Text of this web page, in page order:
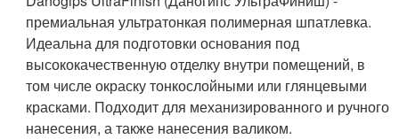
премиальная ультратонкая полимерная шпатлевка.
Идеальна для подготовки основания под
высококачественную отделку внутри помещений, в
том числе окраску тонкослойными или глянцевыми
красками. Подходит для механизированного и ручного
нанесения, а также нанесения валиком.